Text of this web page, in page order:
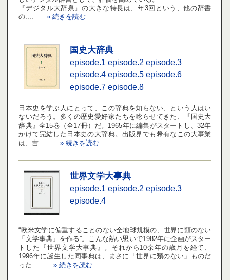
『デジタル大辞泉』の大きな特長は、年3回という、他の辞書
の....» 続きを読む
国史大辞典
episode.1 episode.2 episode.3
episode.4 episode.5 episode.6
episode.7 episode.8
日本史を学ぶ人にとって、この辞典を知らない、という人はい
ないだろう。多くの歴史愛好家たちを唸らせてきた、『国史大
辞典』全15巻（全17冊）だ。1965年に編集がスタートし、32年
かけて完結した日本史の大辞典。出版界でも希有なこの大事業
は、吉....» 続きを読む
世界文学大事典
episode.1 episode.2 episode.3
episode.4
“欧米文学に偏重することのない全地球規模の、世界に類のない
「文学事典」を作る”。こんな熱い思いで1982年に企画がスター
トした『世界文学大事典』。それから10余年の歳月を経て、
1996年に誕生した同事典は、まさに「世界に類のない」ものだ
った....» 続きを読む